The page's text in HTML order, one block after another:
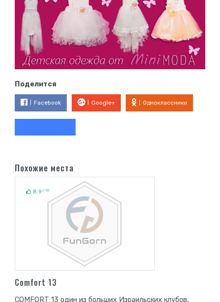
Поделится
Facebook Google+ Одноклассники
Похожие места
8.9 / 10
Comfort 13
COMFORT 13 один из больших Израильских клубов,